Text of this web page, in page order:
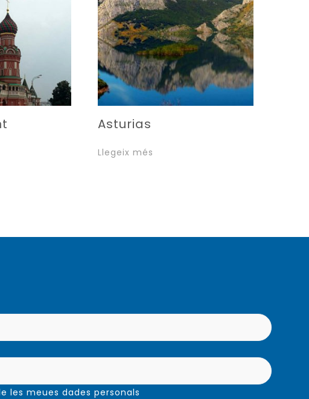
Asturias
Llegeix més
les meues dades personals